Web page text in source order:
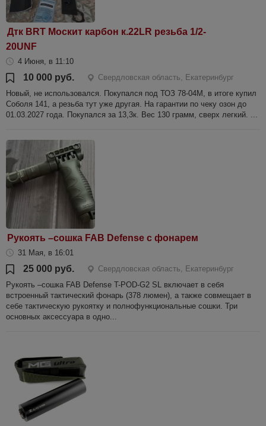
Дтк BRT Москит карбон к.22LR резьба 1/2-
20UNF
4 Июня, в 11:10
10 000 руб.
Свердловская область, Екатеринбург
Новый, не использовался. Покупался под ТОЗ 78-04М, в итоге купил
Соболя 141, а резьба тут уже другая. На гарантии по чеку озон до
01.03.2027 года. Покупался за 13,3к. Вес 130 грамм, сверх легкий. ...
Рукоять –сошка FAB Defense с фонарем
31 Мая, в 16:01
25 000 руб.
Свердловская область, Екатеринбург
Рукоять –сошка FAB Defense T-POD-G2 SL включает в себя
встроенный тактический фонарь (378 люмен), а также совмещает в
себе тактическую рукоятку и полнофункциональные сошки. Три
основных аксессуара в одно...